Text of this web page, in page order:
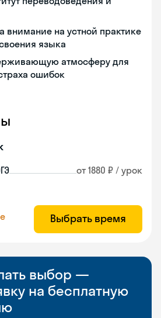
внимание на устной практике
языка
атмосферу для
ошибок
от 1880 ₽ / урок
Выбрать время
выбор —
на бесплатную